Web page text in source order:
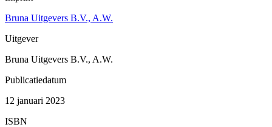
Bruna Uitgevers B.V., A.W.
Uitgever
Bruna Uitgevers B.V., A.W.
Publicatiedatum
12 januari 2023
ISBN